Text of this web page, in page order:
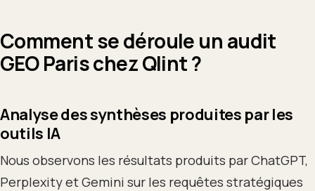
Comment se déroule un audit
GEO Paris chez Qlint ?
Analyse des synthèses produites par les
outils IA
Nous observons les résultats produits par ChatGPT,
Perplexity et Gemini sur les requêtes stratégiques